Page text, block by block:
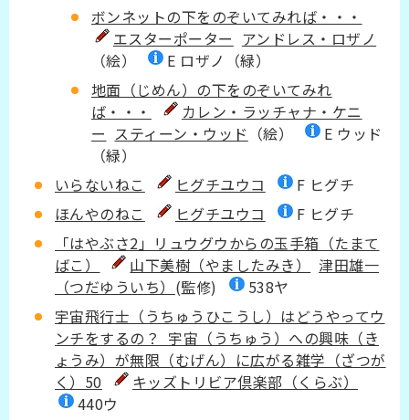
ボンネットの下をのぞいてみれば・・・
エスターポーター アンドレス・ロザノ
（絵）
E ロザノ（緑）
地面（じめん）の下をのぞいてみれ
ば・・・
カレン・ラッチャナ・ケニ
ー スティーン・ウッド （絵）
E ウッド
（緑）
いらないねこ
ヒグチユウコ
F ヒグチ
ほんやのねこ
ヒグチユウコ
F ヒグチ
「はやぶさ2」リュウグウからの玉手箱（たまて
ばこ）
山下美樹（やましたみき）
津田雄一
（つだゆういち） (監修)
538ヤ
宇宙飛行士（うちゅうひこうし）はどうやってウ
ンチをするの？ 宇宙（うちゅう）への興味（き
ょうみ）が無限（むげん）に広がる雑学（ざつが
く）50
キッズトリビア倶楽部（くらぶ）
440ウ